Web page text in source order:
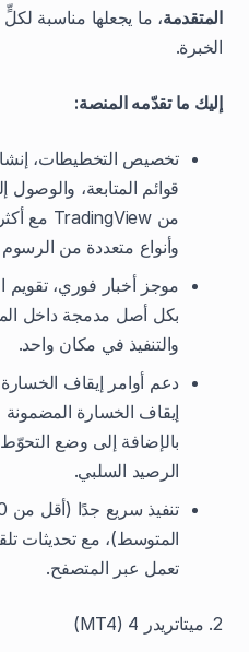
المتقدمة، ما يجعلها مناسبة
الخبرة.
إليك ما تقدّمه المنصة:
تخصيص التخطيطات،
قوائم المتابعة،
وأنواع متعددة من
موجز أخبار فوري، تقويم
بكل أصل مدمجة داخل
والتنفيذ في مكان واحد.
دعم أوامر إيقاف
الرصيد السلبي.
المتوسط)، مع تحديثات
تعمل عبر المتصفح.
2. ميتاتريدر 4 (MT4)